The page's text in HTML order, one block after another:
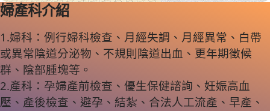
婦產科介紹
1.婦科：例行婦科檢查、月經失調、月經異常、白帶
或異常陰道分泌物、不規則陰道出血、更年期徵候
群、陰部腫塊等。
2.產科：孕婦產前檢查、優生保健諮詢、妊娠高血
壓、產後檢查、避孕、結紮、合法人工流產、早產、